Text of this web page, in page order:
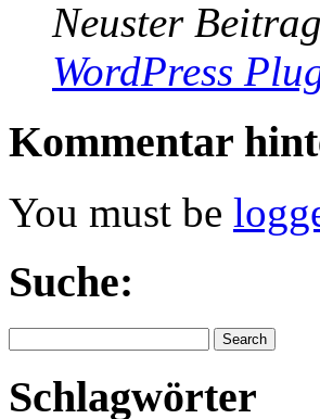
Neuster
WordPress
Kommentar
You must be
Suche:
Schlagwörter